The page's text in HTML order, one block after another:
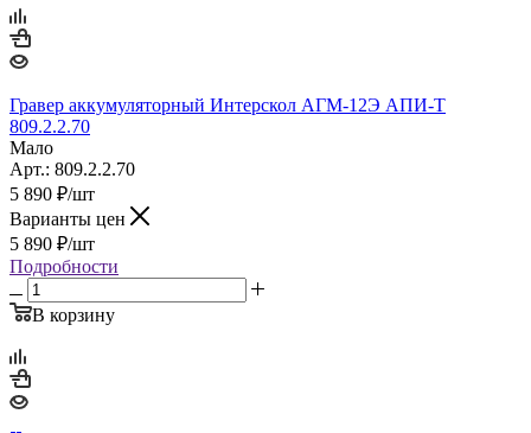
Гравер аккумуляторный Интерскол АГМ-12Э АПИ-Т
809.2.2.70
Мало
Арт.: 809.2.2.70
5 890 ₽/шт
Варианты цен
5 890 ₽/шт
Подробности
В корзину